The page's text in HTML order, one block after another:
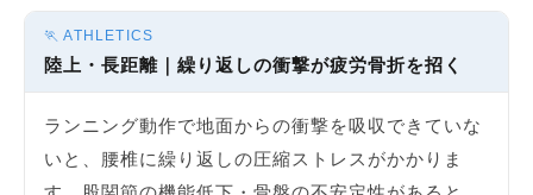
🏃 ATHLETICS
陸上・長距離｜繰り返しの衝撃が疲労骨折を招く
ランニング動作で地面からの衝撃を吸収できていな
いと、腰椎に繰り返しの圧縮ストレスがかかりま